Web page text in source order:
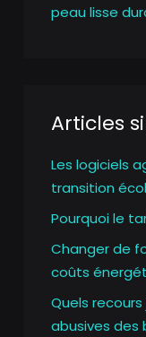
peau lisse
Articles
Les logiciels
transition
Pourquoi le
Changer de
coûts
Quels
abusives des